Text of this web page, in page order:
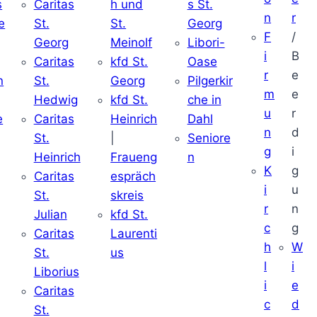
Caritas
St.
Georg
Caritas
St.
Hedwig
Caritas
St.
Heinrich
Caritas
St.
Julian
Caritas
St.
Liborius
Caritas
St.
h und
St.
Meinolf
kfd St.
Georg
kfd St.
Heinrich
Fraueng
espräch
skreis
kfd St.
Laurenti
us
s St.
Georg
Libori-
Oase
Pilgerkir
che in
Dahl
Seniore
n
n
F
i
r
m
u
n
g
K
i
r
c
h
l
i
c
r
/
B
e
e
r
d
i
g
u
n
g
W
i
e
d